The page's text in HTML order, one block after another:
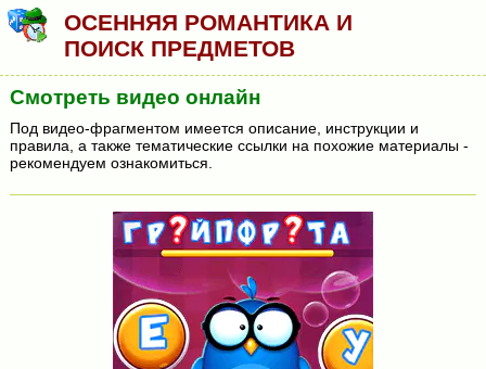
ОСЕННЯЯ РОМАНТИКА И
ПОИСК ПРЕДМЕТОВ
Смотреть видео онлайн
Под видео-фрагментом имеется описание, инструкции и
правила, а также тематические ссылки на похожие материалы -
рекомендуем ознакомиться.